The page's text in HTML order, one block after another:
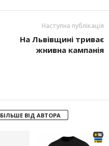
Наступна публікація
На Львівщині триває
жнивна кампанія
БІЛЬШЕ ВІД АВТОРА